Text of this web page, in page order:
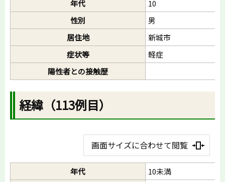
年代
10
性別
男
居住地
新城市
症状等
軽症
陽性者との接触歴
経緯（113例目）
画面サイズに合わせて閲覧
年代
10未満